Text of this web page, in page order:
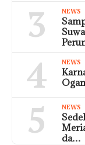
3 NEWS
4 NEWS
5 NEWS
da…